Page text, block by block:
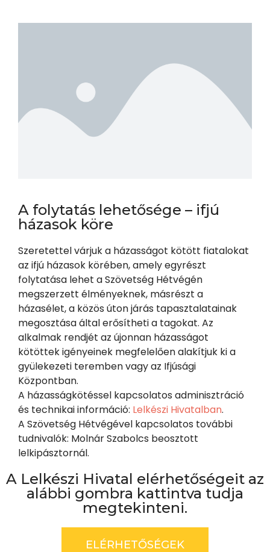
A folytatás lehetősége – ifjú
házasok köre
Szeretettel várjuk a házasságot kötött fiatalokat
az ifjú házasok körében, amely egyrészt
folytatása lehet a Szövetség Hétvégén
megszerzett élményeknek, másrészt a
házasélet, a közös úton járás tapasztalatainak
megosztása által erősítheti a tagokat. Az
alkalmak rendjét az újonnan házasságot
kötöttek igényeinek megfelelően alakítjuk ki a
gyülekezeti teremben vagy az Ifjúsági
Központban.
A házasságkötéssel kapcsolatos adminisztráció
és technikai információ: Lelkészi Hivatalban.
A Szövetség Hétvégével kapcsolatos további
tudnivalók: Molnár Szabolcs beosztott
lelkipásztornál.
A Lelkészi Hivatal elérhetőségeit az
alábbi gombra kattintva tudja
megtekinteni.
ELÉRHETŐSÉGEK